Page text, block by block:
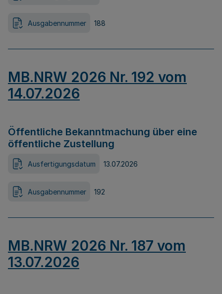
Ausgabennummer 188
MB.NRW 2026 Nr. 192 vom
14.07.2026
Öffentliche Bekanntmachung über eine
öffentliche Zustellung
Ausfertigungsdatum 13.07.2026
Ausgabennummer 192
MB.NRW 2026 Nr. 187 vom
13.07.2026